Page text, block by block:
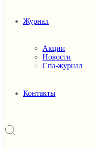
Журнал
Акции
Новости
Спа-журнал
Контакты